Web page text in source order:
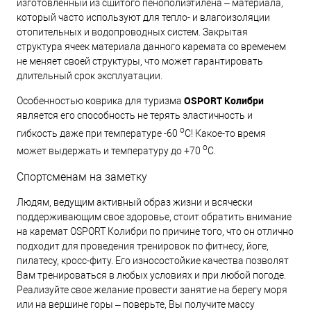
изготовленный из сшитого пенополиэтилена – материала,
который часто используют для тепло- и влагоизоляции
отопительных и водопроводных систем. Закрытая
структура ячеек материала данного каремата со временем
не меняет своей структуры, что может гарантировать
длительный срок эксплуатации.
Особенностью коврика для туризма OSPORT Колибри
является его способность не терять эластичность и
гибкость даже при температуре -60 оС! Какое-то время
может выдержать и температуру до +70 оС.
Спортсменам на заметку
Людям, ведущим активный образ жизни и всячески
поддерживающим свое здоровье, стоит обратить внимание
на каремат OSPORT Колибри по причине того, что он отлично
подходит для проведения тренировок по фитнесу, йоге,
пилатесу, кросс-фиту. Его износостойкие качества позволят
Вам тренироваться в любых условиях и при любой погоде.
Реализуйте свое желание провести занятие на берегу моря
или на вершине горы – поверьте, Вы получите массу